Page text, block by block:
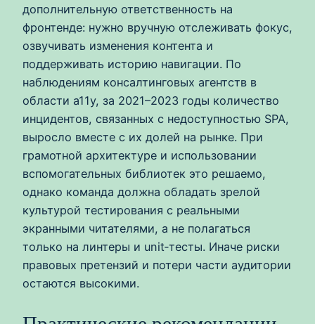
дополнительную ответственность на
фронтенде: нужно вручную отслеживать фокус,
озвучивать изменения контента и
поддерживать историю навигации. По
наблюдениям консалтинговых агентств в
области a11y, за 2021–2023 годы количество
инцидентов, связанных с недоступностью SPA,
выросло вместе с их долей на рынке. При
грамотной архитектуре и использовании
вспомогательных библиотек это решаемо,
однако команда должна обладать зрелой
культурой тестирования с реальными
экранными читателями, а не полагаться
только на линтеры и unit‑тесты. Иначе риски
правовых претензий и потери части аудитории
остаются высокими.